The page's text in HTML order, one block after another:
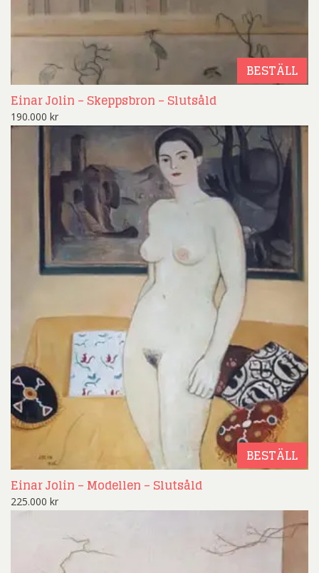
BESTÄLL
Einar Jolin – Skeppsbron – Slutsåld
190.000 kr
BESTÄLL
Einar Jolin – Modellen – Slutsåld
225.000 kr